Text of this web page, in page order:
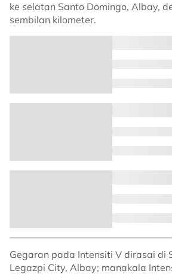
ke selatan Santo Domingo, Albay,
sembilan kilometer.
Gegaran pada Intensiti V dirasai di
Legazpi City, Albay; manakala